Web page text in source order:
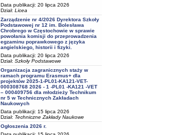
Data publikacji: 20 lipca 2026
Dział: Licea
Zarządzenie nr 4/2026 Dyrektora Szkoły
Podstawowej nr 12 im. Bolesława
Chrobrego w Częstochowie w sprawie
powołania komisji do przeprowadzenia
egzaminu poprawkowego z języka
angielskiego, historii i fizyki.
Data publikacji: 20 lipca 2026
Dział: Szkoły Podstawowe
Organizacja zagranicznych staży w
ramach programu Erasmus+ dla
projektów 2025-1-PL01-KA121-VET-
000308768 2026 - 1 -PL01 -KA121 -VET
– 000409756 dla młodzieży Technikum
nr 5 w Technicznych Zakładach
Naukowych
Data publikacji: 15 lipca 2026
Dział: Techniczne Zakłady Naukowe
Ogłoszenia 2026 r.